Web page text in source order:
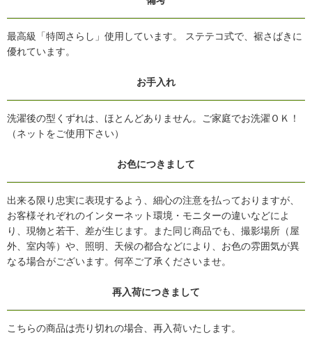
最高級「特岡さらし」使用しています。 ステテコ式で、裾さばきに
優れています。
お手入れ
洗濯後の型くずれは、ほとんどありません。ご家庭でお洗濯ＯＫ！
（ネットをご使用下さい）
お色につきまして
出来る限り忠実に表現するよう、細心の注意を払っておりますが、
お客様それぞれのインターネット環境・モニターの違いなどによ
り、現物と若干、差が生じます。また同じ商品でも、撮影場所（屋
外、室内等）や、照明、天候の都合などにより、お色の雰囲気が異
なる場合がございます。何卒ご了承くださいませ。
再入荷につきまして
こちらの商品は売り切れの場合、再入荷いたします。